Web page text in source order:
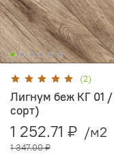
(2)
Лигнум беж КГ 01
сорт)
1 252.71 ₽ /м2
1 347.00 ₽